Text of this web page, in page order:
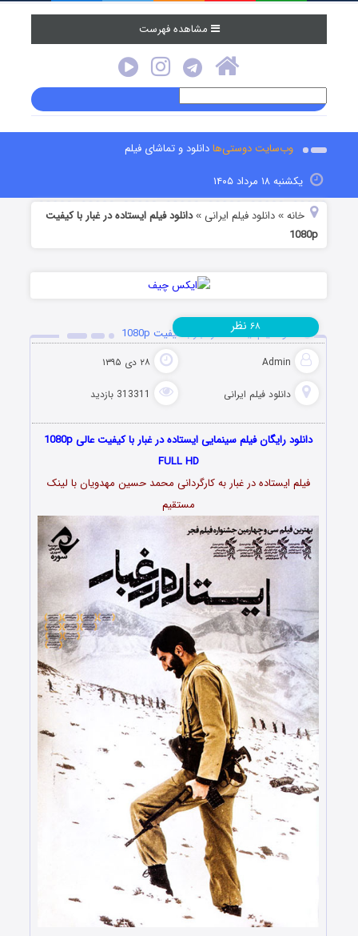
مشاهده فهرست
وب‌سایت دوستی‌هادانلود و تماشای فیلم
یکشنبه ۱۸ مرداد ۱۴۰۵
خانه »دانلود فیلم‌ ایرانی »دانلود فیلم ایستاده در غبار با کیفیت
1080p
دانلود فیلم ایستاده در غبار با کیفیت 1080p
Admin ۲۸ دی ۱۳۹۵
دانلود فیلم‌ ایرانی 313311 بازدید
۶۸ نظر
دانلود رایگان فیلم سینمایی ایستاده در غبار با کیفیت عالی 1080p
FULL HD
فیلم ایستاده در غبار به کارگردانی محمد حسین مهدویان با لینک
مستقیم